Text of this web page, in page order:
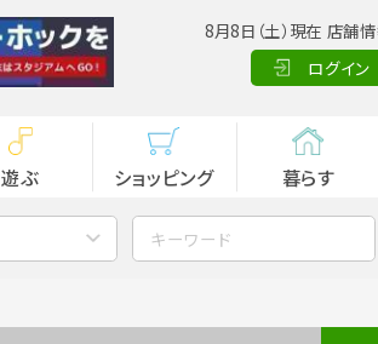
8月8日（土）現在 店舗
ログイン
遊ぶ ショッピング 暮らす